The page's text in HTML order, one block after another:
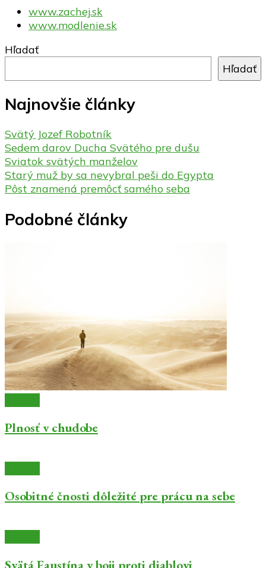
www.zachej.sk
www.modlenie.sk
Hľadať
Hľadať
Najnovšie články
Svätý Jozef Robotník
Sedem darov Ducha Svätého pre dušu
Sviatok svätých manželov
Starý muž by sa nevybral peši do Egypta
Pôst znamená premôcť samého seba
Podobné články
Plnosť v chudobe
Osobitné čnosti dôležité pre prácu na sebe
Svätá Faustína v boji proti diablovi